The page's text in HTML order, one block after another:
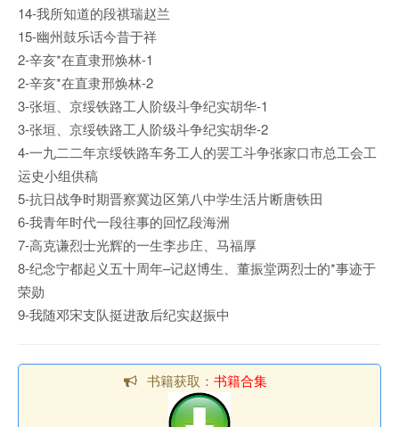
14-我所知道的段祺瑞赵兰
15-幽州鼓乐话今昔于祥
2-辛亥*在直隶邢焕林-1
2-辛亥*在直隶邢焕林-2
3-张垣、京绥铁路工人阶级斗争纪实胡华-1
3-张垣、京绥铁路工人阶级斗争纪实胡华-2
4-一九二二年京绥铁路车务工人的罢工斗争张家口市总工会工
运史小组供稿
5-抗日战争时期晋察冀边区第八中学生活片断唐铁田
6-我青年时代一段往事的回忆段海洲
7-高克谦烈士光辉的一生李步庄、马福厚
8-纪念宁都起义五十周年–记赵博生、董振堂两烈士的*事迹于
荣勋
9-我随邓宋支队挺进敌后纪实赵振中
书籍获取： 书籍合集